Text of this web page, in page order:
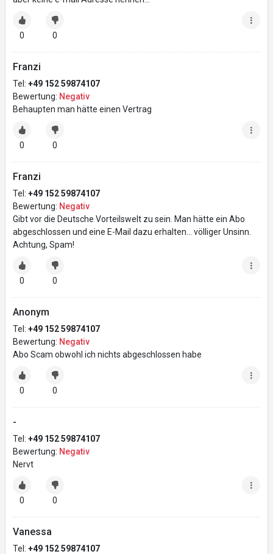
0 0
Franzi
Tel: +49 152 59874107
Bewertung: Negativ
Behaupten man hätte einen Vertrag
0 0
Franzi
Tel: +49 152 59874107
Bewertung: Negativ
Gibt vor die Deutsche Vorteilswelt zu sein. Man hätte ein Abo
abgeschlossen und eine E-Mail dazu erhalten… völliger Unsinn.
Achtung, Spam!
0 0
Anonym
Tel: +49 152 59874107
Bewertung: Negativ
Abo Scam obwohl ich nichts abgeschlossen habe
0 0
-
Tel: +49 152 59874107
Bewertung: Negativ
Nervt
0 0
Vanessa
Tel: +49 152 59874107